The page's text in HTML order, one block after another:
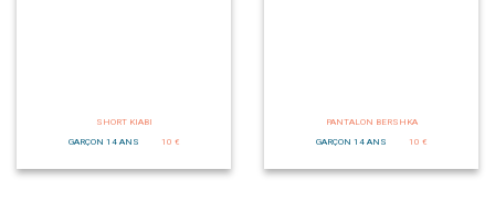
SHORT KIABI
GARÇON 14 ANS
10 €
PANTALON BERSHKA
GARÇON 14 ANS
10 €